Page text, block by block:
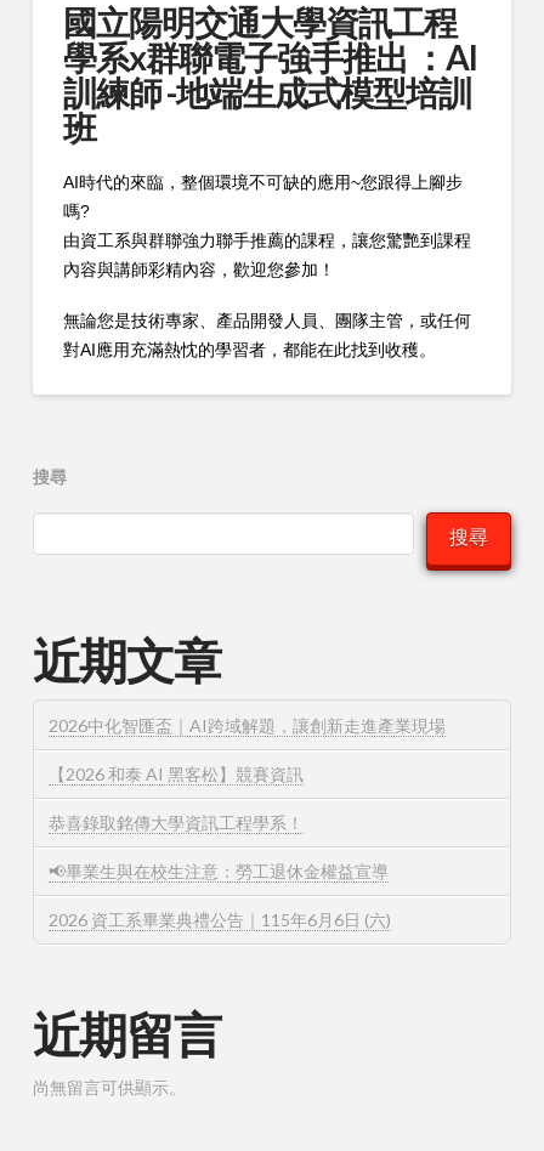
國立陽明交通大學資訊工程
學系x群聯電子強手推出 ：Al
訓練師 -地端生成式模型培訓
班
AI時代的來臨，整個環境不可缺的應用~您跟得上腳步
嗎?
由資工系與群聯強力聯手推薦的課程，讓您驚艷到課程
內容與講師彩精內容，歡迎您參加！
無論您是技術專家、產品開發人員、團隊主管，或任何
對AI應用充滿熱忱的學習者，都能在此找到收穫。
搜尋
搜尋
近期文章
2026中化智匯盃｜AI跨域解題，讓創新走進產業現場
【2026 和泰 AI 黑客松】競賽資訊
恭喜錄取銘傳大學資訊工程學系！
📢畢業生與在校生注意：勞工退休金權益宣導
2026 資工系畢業典禮公告｜115年6月6日 (六)
近期留言
尚無留言可供顯示。